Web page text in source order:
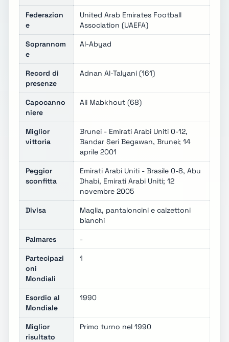
Federazion
e
United Arab Emirates Football
Association (UAEFA)
Soprannom
e
Al-Abyad
Record di
presenze
Adnan Al-Talyani (161)
Capocanno
niere
Ali Mabkhout (68)
Miglior
vittoria
Brunei - Emirati Arabi Uniti 0-12,
Bandar Seri Begawan, Brunei; 14
aprile 2001
Peggior
sconfitta
Emirati Arabi Uniti - Brasile 0-8, Abu
Dhabi, Emirati Arabi Uniti; 12
novembre 2005
Divisa
Maglia, pantaloncini e calzettoni
bianchi
Palmares -
Partecipazi
oni
Mondiali
1
Esordio al
Mondiale
1990
Miglior
risultato
Primo turno nel 1990